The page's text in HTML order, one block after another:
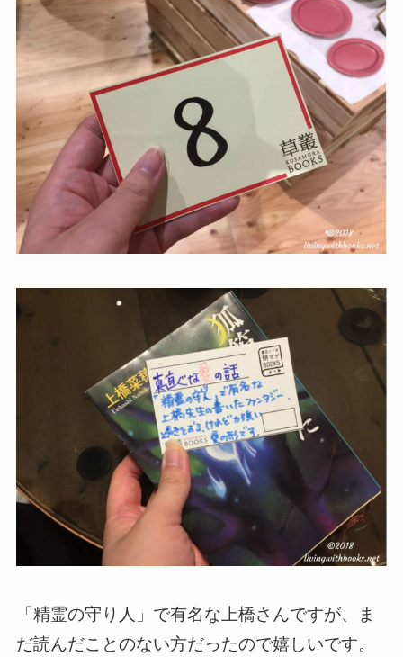
「精霊の守り人」で有名な上橋さんですが、ま
だ読んだことのない方だったので嬉しいです。